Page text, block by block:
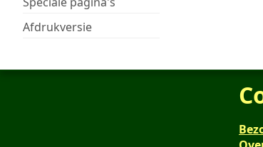
Afdrukversie